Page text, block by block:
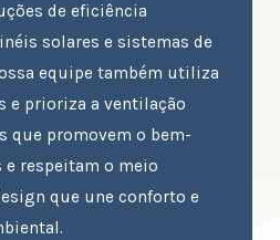
de eficiência
solares e sistemas de
equipe também utiliza
e prioriza a ventilação
que promovem o bem-
e respeitam o meio
que une conforto e